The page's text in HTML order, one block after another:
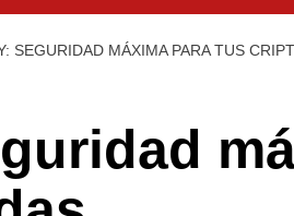
SEGURIDAD MÁXIMA PARA TUS